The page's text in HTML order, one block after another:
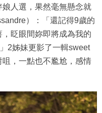
人選，果然毫無懸念就
）：「還記得9歲的
眨眼間妳即將成為我的
2姊妹更影了一輯sweet
，一點也不尷尬，感情